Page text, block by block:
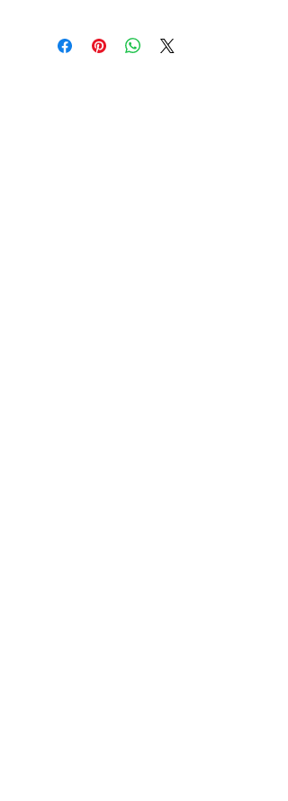
S125
WIX: 33584
Donaldson: P551768
Altura: total: 127 mm (5.00